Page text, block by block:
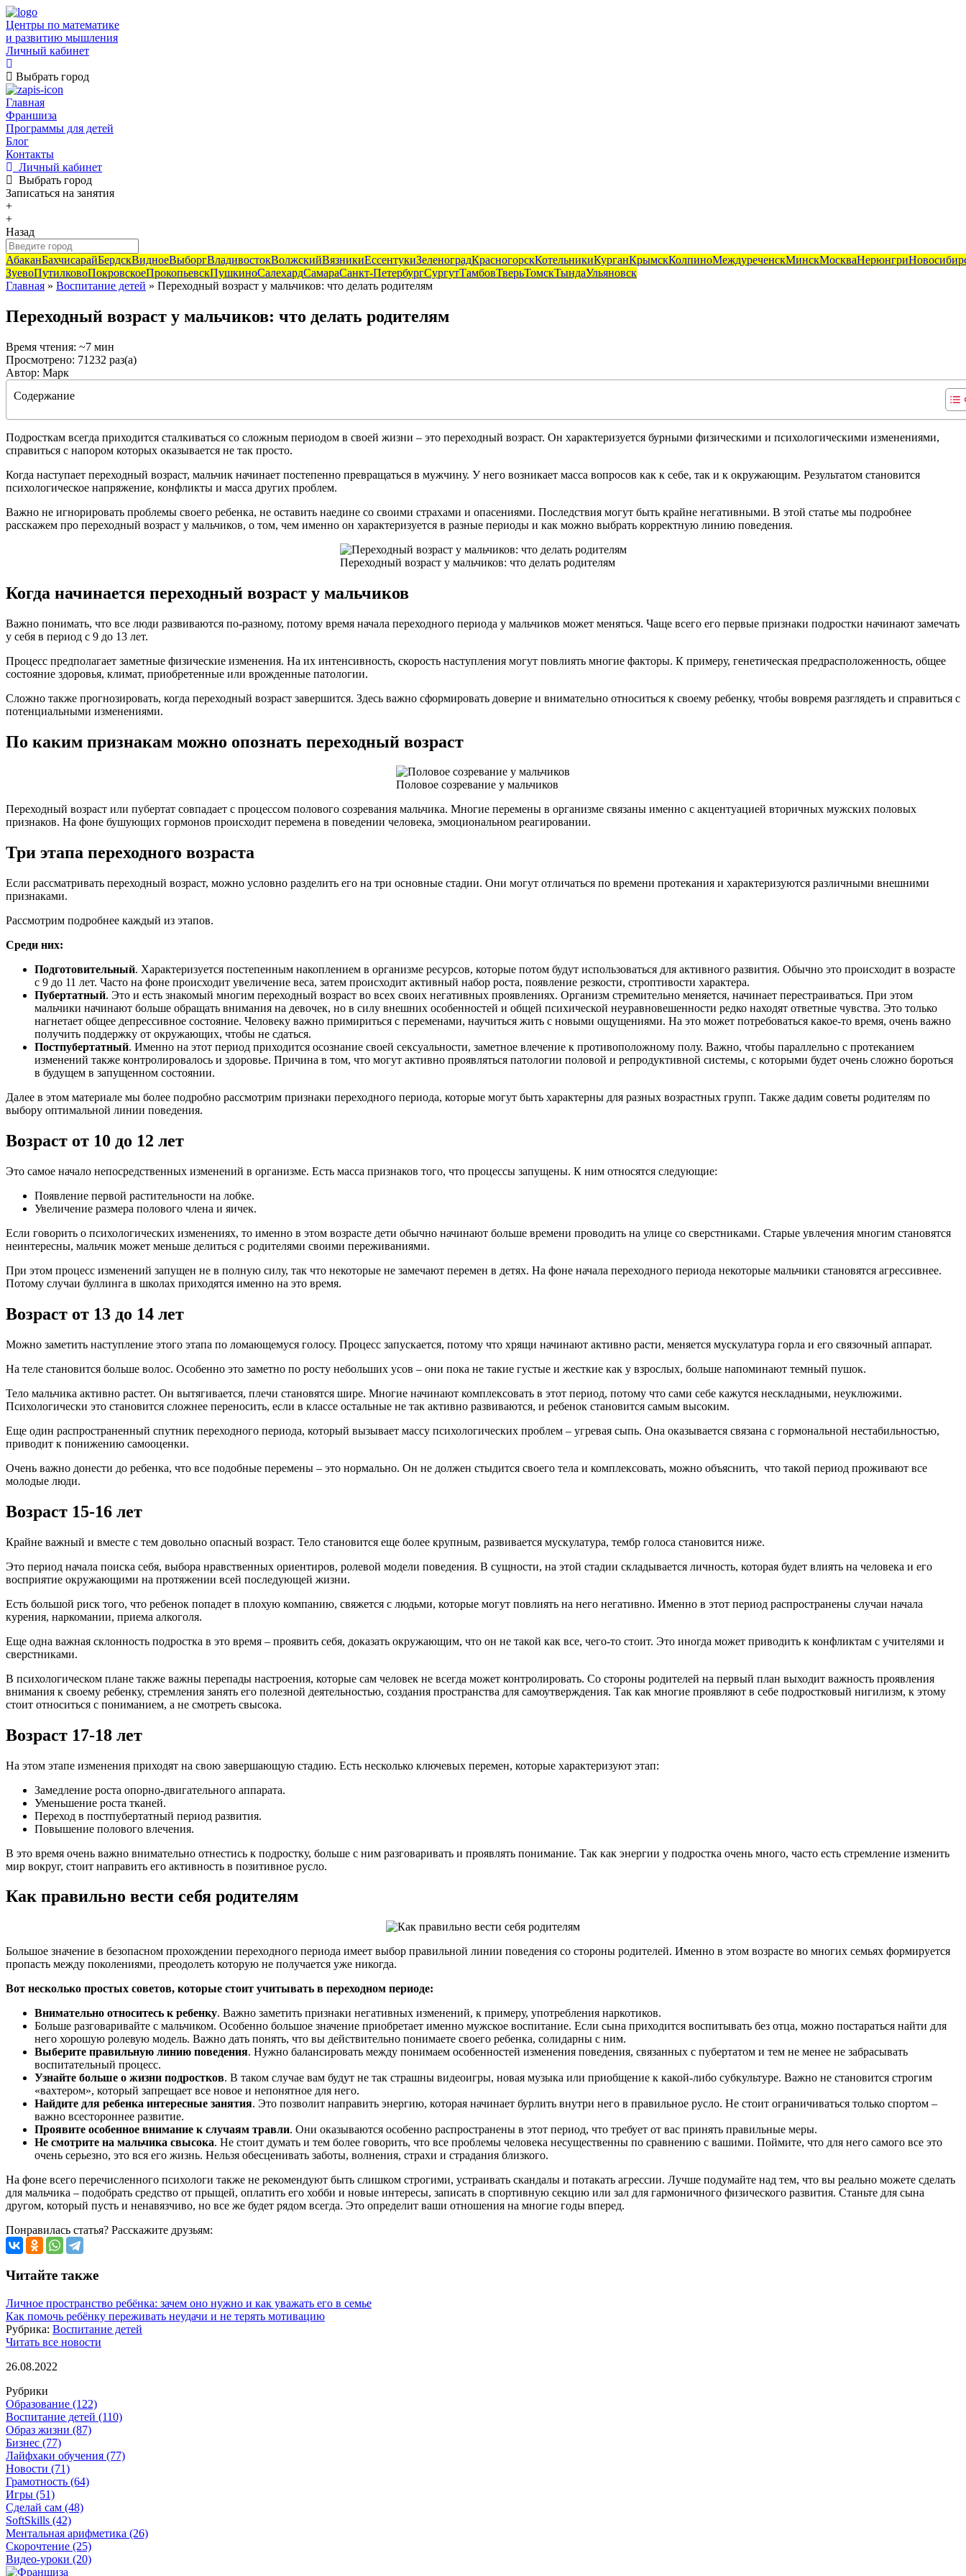
Центры по математике
и развитию мышления
Личный кабинет
Выбрать город
Главная
Франшиза
Программы для детей
Блог
Контакты
Личный кабинет
Выбрать город
Записаться на занятия
+
+
Назад
АбаканБахчисарайБердскВидноеВыборгВладивостокВолжскийВязникиЕссентукиЗеленоградКрасногорскКотельникиКурганКрымскКолпиноМеждуреченскМинскМоскваНерюнгри
ЗуевоПутилковоПокровскоеПрокопьевскПушкиноСалехардСамараСанкт-ПетербургСургутТамбовТверьТомскТындаУльяновск
Главная » Воспитание детей » Переходный возраст у мальчиков: что делать родителям
Переходный возраст у мальчиков: что делать родителям
Время чтения: ~7 мин
Просмотрено: 71232 раз(а)
Автор: Марк
Содержание
Подросткам всегда приходится сталкиваться со сложным периодом в своей жизни – это переходный возраст. Он характеризуется бурными физическими и психологическими изменениями,
справиться с напором которых оказывается не так просто.
Когда наступает переходный возраст, мальчик начинает постепенно превращаться в мужчину. У него возникает масса вопросов как к себе, так и к окружающим. Результатом становится
психологическое напряжение, конфликты и масса других проблем.
Важно не игнорировать проблемы своего ребенка, не оставить наедине со своими страхами и опасениями. Последствия могут быть крайне негативными. В этой статье мы подробнее
расскажем про переходный возраст у мальчиков, о том, чем именно он характеризуется в разные периоды и как можно выбрать корректную линию поведения.
Переходный возраст у мальчиков: что делать родителям
Когда начинается переходный возраст у мальчиков
Важно понимать, что все люди развиваются по-разному, потому время начала переходного периода у мальчиков может меняться. Чаще всего его первые признаки подростки начинают замечать
у себя в период с 9 до 13 лет.
Процесс предполагает заметные физические изменения. На их интенсивность, скорость наступления могут повлиять многие факторы. К примеру, генетическая предрасположенность, общее
состояние здоровья, климат, приобретенные или врожденные патологии.
Сложно также прогнозировать, когда переходный возраст завершится. Здесь важно сформировать доверие и внимательно относиться к своему ребенку, чтобы вовремя разглядеть и справиться с
потенциальными изменениями.
По каким признакам можно опознать переходный возраст
Половое созревание у мальчиков
Переходный возраст или пубертат совпадает с процессом полового созревания мальчика. Многие перемены в организме связаны именно с акцентуацией вторичных мужских половых
признаков. На фоне бушующих гормонов происходит перемена в поведении человека, эмоциональном реагировании.
Три этапа переходного возраста
Если рассматривать переходный возраст, можно условно разделить его на три основные стадии. Они могут отличаться по времени протекания и характеризуются различными внешними
признаками.
Рассмотрим подробнее каждый из этапов.
Среди них:
Подготовительный. Характеризуется постепенным накоплением в организме ресурсов, которые потом будут использоваться для активного развития. Обычно это происходит в возрасте
с 9 до 11 лет. Часто на фоне происходит увеличение веса, затем происходит активный набор роста, появление резкости, строптивости характера.
Пубертатный. Это и есть знакомый многим переходный возраст во всех своих негативных проявлениях. Организм стремительно меняется, начинает перестраиваться. При этом
мальчики начинают больше обращать внимания на девочек, но в силу внешних особенностей и общей психической неуравновешенности редко находят ответные чувства. Это только
нагнетает общее депрессивное состояние. Человеку важно примириться с переменами, научиться жить с новыми ощущениями. На это может потребоваться какое-то время, очень важно
получить поддержку от окружающих, чтобы не сдаться.
Постпубертатный. Именно на этот период приходится осознание своей сексуальности, заметное влечение к противоположному полу. Важно, чтобы параллельно с протеканием
изменений также контролировалось и здоровье. Причина в том, что могут активно проявляться патологии половой и репродуктивной системы, с которыми будет очень сложно бороться
в будущем в запущенном состоянии.
Далее в этом материале мы более подробно рассмотрим признаки переходного периода, которые могут быть характерны для разных возрастных групп. Также дадим советы родителям по
выбору оптимальной линии поведения.
Возраст от 10 до 12 лет
Это самое начало непосредственных изменений в организме. Есть масса признаков того, что процессы запущены. К ним относятся следующие:
Появление первой растительности на лобке.
Увеличение размера полового члена и яичек.
Если говорить о психологических изменениях, то именно в этом возрасте дети обычно начинают больше времени проводить на улице со сверстниками. Старые увлечения многим становятся
неинтересны, мальчик может меньше делиться с родителями своими переживаниями.
При этом процесс изменений запущен не в полную силу, так что некоторые не замечают перемен в детях. На фоне начала переходного периода некоторые мальчики становятся агрессивнее.
Потому случаи буллинга в школах приходятся именно на это время.
Возраст от 13 до 14 лет
Можно заметить наступление этого этапа по ломающемуся голосу. Процесс запускается, потому что хрящи начинают активно расти, меняется мускулатура горла и его связочный аппарат.
На теле становится больше волос. Особенно это заметно по росту небольших усов – они пока не такие густые и жесткие как у взрослых, больше напоминают темный пушок.
Тело мальчика активно растет. Он вытягивается, плечи становятся шире. Многие начинают комплексовать в этот период, потому что сами себе кажутся нескладными, неуклюжими.
Психологически это становится сложнее переносить, если в классе остальные не так активно развиваются, и ребенок становится самым высоким.
Еще один распространенный спутник переходного периода, который вызывает массу психологических проблем – угревая сыпь. Она оказывается связана с гормональной нестабильностью,
приводит к понижению самооценки.
Очень важно донести до ребенка, что все подобные перемены – это нормально. Он не должен стыдится своего тела и комплексовать, можно объяснить, что такой период проживают все
молодые люди.
Возраст 15-16 лет
Крайне важный и вместе с тем довольно опасный возраст. Тело становится еще более крупным, развивается мускулатура, тембр голоса становится ниже.
Это период начала поиска себя, выбора нравственных ориентиров, ролевой модели поведения. В сущности, на этой стадии складывается личность, которая будет влиять на человека и его
восприятие окружающими на протяжении всей последующей жизни.
Есть большой риск того, что ребенок попадет в плохую компанию, свяжется с людьми, которые могут повлиять на него негативно. Именно в этот период распространены случаи начала
курения, наркомании, приема алкоголя.
Еще одна важная склонность подростка в это время – проявить себя, доказать окружающим, что он не такой как все, чего-то стоит. Это иногда может приводить к конфликтам с учителями и
сверстниками.
В психологическом плане также важны перепады настроения, которые сам человек не всегда может контролировать. Со стороны родителей на первый план выходит важность проявления
внимания к своему ребенку, стремления занять его полезной деятельностью, создания пространства для самоутверждения. Так как многие проявляют в себе подростковый нигилизм, к этому
стоит относиться с пониманием, а не смотреть свысока.
Возраст 17-18 лет
На этом этапе изменения приходят на свою завершающую стадию. Есть несколько ключевых перемен, которые характеризуют этап:
Замедление роста опорно-двигательного аппарата.
Уменьшение роста тканей.
Переход в постпубертатный период развития.
Повышение полового влечения.
В это время очень важно внимательно отнестись к подростку, больше с ним разговаривать и проявлять понимание. Так как энергии у подростка очень много, часто есть стремление изменить
мир вокруг, стоит направить его активность в позитивное русло.
Как правильно вести себя родителям
Большое значение в безопасном прохождении переходного периода имеет выбор правильной линии поведения со стороны родителей. Именно в этом возрасте во многих семьях формируется
пропасть между поколениями, преодолеть которую не получается уже никогда.
Вот несколько простых советов, которые стоит учитывать в переходном периоде:
Внимательно относитесь к ребенку. Важно заметить признаки негативных изменений, к примеру, употребления наркотиков.
Больше разговаривайте с мальчиком. Особенно большое значение приобретает именно мужское воспитание. Если сына приходится воспитывать без отца, можно постараться найти для
него хорошую ролевую модель. Важно дать понять, что вы действительно понимаете своего ребенка, солидарны с ним.
Выберите правильную линию поведения. Нужно балансировать между понимаем особенностей изменения поведения, связанных с пубертатом и тем не менее не забрасывать
воспитательный процесс.
Узнайте больше о жизни подростков. В таком случае вам будут не так страшны видеоигры, новая музыка или приобщение к какой-либо субкультуре. Важно не становится строгим
«вахтером», который запрещает все новое и непонятное для него.
Найдите для ребенка интересные занятия. Это позволит направить энергию, которая начинает бурлить внутри него в правильное русло. Не стоит ограничиваться только спортом –
важно всестороннее развитие.
Проявите особенное внимание к случаям травли. Они оказываются особенно распространены в этот период, что требует от вас принять правильные меры.
Не смотрите на мальчика свысока. Не стоит думать и тем более говорить, что все проблемы человека несущественны по сравнению с вашими. Поймите, что для него самого все это
очень серьезно, это вся его жизнь. Нельзя обесценивать заботы, волнения, страхи и страдания близкого.
На фоне всего перечисленного психологи также не рекомендуют быть слишком строгими, устраивать скандалы и потакать агрессии. Лучше подумайте над тем, что вы реально можете сделать
для мальчика – подобрать средство от прыщей, оплатить его хобби и новые интересы, записать в спортивную секцию или зал для гармоничного физического развития. Станьте для сына
другом, который пусть и ненавязчиво, но все же будет рядом всегда. Это определит ваши отношения на многие годы вперед.
Понравилась статья? Расскажите друзьям:
Читайте также
Личное пространство ребёнка: зачем оно нужно и как уважать его в семье
Как помочь ребёнку переживать неудачи и не терять мотивацию
Рубрика: Воспитание детей
Читать все новости
26.08.2022
Рубрики
Образование (122)
Воспитание детей (110)
Образ жизни (87)
Бизнес (77)
Лайфхаки обучения (77)
Новости (71)
Грамотность (64)
Игры (51)
Сделай сам (48)
SoftSkills (42)
Ментальная арифметика (26)
Скорочтение (25)
Видео-уроки (20)